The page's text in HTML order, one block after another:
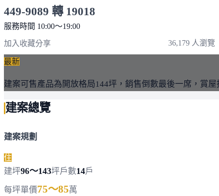
449-9089 轉 19018
服務時間 10:00～19:00
加入收藏分享 36,179 人瀏覽
最新
建案可售產品為開放格局144坪，銷售倒數最後一席，賞屋
建案總覽
建案規劃
住
建坪96～143坪戶數14戶
每坪單價75～85萬